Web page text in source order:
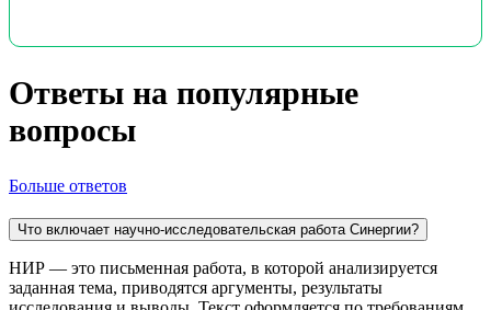
Ответы на популярные
вопросы
Больше ответов
Что включает научно‑исследовательская работа Синергии?
НИР — это письменная работа, в которой анализируется
заданная тема, приводятся аргументы, результаты